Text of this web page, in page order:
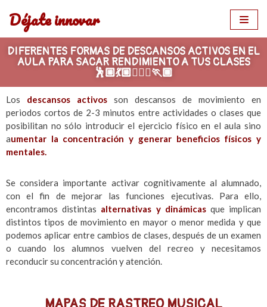
Saltar
al
contenido
Déjate innovar
DIFERENTES FORMAS DE DESCANSOS ACTIVOS EN EL
AULA PARA SACAR RENDIMIENTO A TUS CLASES
🕺🏼💃🏼🏃🏼‍♀️🏃🏾
Los descansos activos son descansos de movimiento en
periodos cortos de 2-3 minutos entre actividades o clases que
posibilitan no sólo introducir el ejercicio físico en el aula sino
aumentar la concentración y generar beneficios físicos y
mentales.
Se considera importante activar cognitivamente al alumnado,
con el fin de mejorar las funciones ejecutivas. Para ello,
encontramos distintas alternativas y dinámicas que implican
distintos tipos de movimiento en mayor o menor medida y que
podemos aplicar entre cambios de clases, después de un examen
o cuando los alumnos vuelven del recreo y necesitamos
reconducir su concentración y atención.